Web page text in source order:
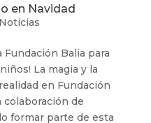
en Navidad
Noticias
Fundación Balia para
La magia y la
en Fundación
colaboración de
formar parte de esta